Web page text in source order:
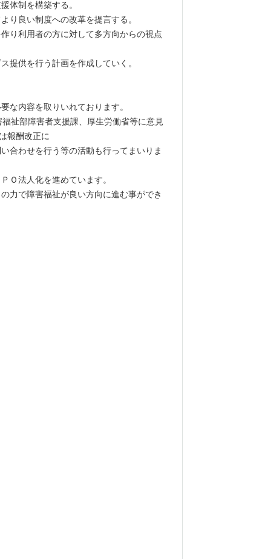
体制を構築する。
り良い制度への改革を提言する。
り利用者の方に対して多方向からの視点
提供を行う計画を作成していく。
な内容を取りいれております。
祉部障害者支援課、厚生労働省等に意見
報酬改正に
合わせを行う等の活動も行ってまいりま
Ｏ法人化を進めています。
力で障害福祉が良い方向に進む事ができ